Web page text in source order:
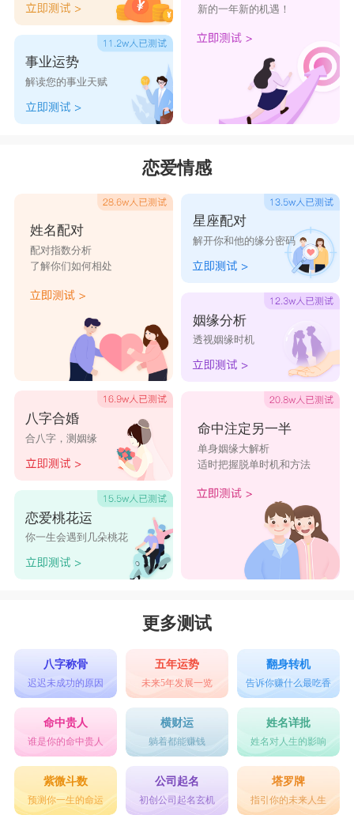
事业运势
解读您的事业天赋
新的一年新的机遇！
恋爱情感
姓名配对
配对指数分析
了解你们如何相处
八字合婚
合八字，测姻缘
恋爱桃花运
你一生会遇到几朵桃花
星座配对
解开你和他的缘分密码
姻缘分析
透视姻缘时机
命中注定另一半
单身姻缘大解析
适时把握脱单时机和方法
更多测试
八字称骨
迟迟未成功的原因
五年运势
未来5年发展一览
翻身转机
告诉你赚什么最吃香
命中贵人
谁是你的命中贵人
横财运
躺着都能赚钱
姓名详批
姓名对人生的影响
紫微斗数
预测你一生的命运
公司起名
初创公司起名玄机
塔罗牌
指引你的未来人生